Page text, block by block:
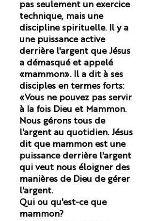
pas seulement un exercice
technique, mais une
discipline spirituelle. Il y a
une puissance active
derrière l'argent que Jésus
a démasqué et appelé
«mammon». Il a dit à ses
disciples en termes forts:
«Vous ne pouvez pas servir
à la fois Dieu et Mammon.
Nous gérons tous de
l'argent au quotidien. Jésus
dit que mammon est une
puissance derrière l'argent
qui veut nous éloigner des
manières de Dieu de gérer
l'argent.
Qui ou qu'est-ce que
mammon?